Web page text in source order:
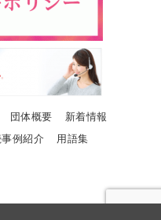
団体概要
新着情報
例紹介
用語集